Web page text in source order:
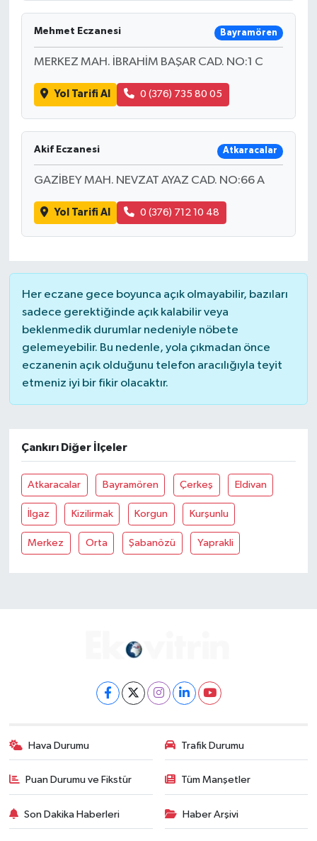
Mehmet Eczanesi Bayramören
MERKEZ MAH. İBRAHİM BAŞAR CAD. NO:1 C
Yol Tarifi Al 0 (376) 735 80 05
Akif Eczanesi Atkaracalar
GAZİBEY MAH. NEVZAT AYAZ CAD. NO:66 A
Yol Tarifi Al 0 (376) 712 10 48
Her eczane gece boyunca açık olmayabilir, bazıları
sadece gerektiğinde açık kalabilir veya
beklenmedik durumlar nedeniyle nöbete
gelemeyebilir. Bu nedenle, yola çıkmadan önce
eczanenin açık olduğunu telefon aracılığıyla teyit
etmeniz iyi bir fikir olacaktır.
Çankırı Diğer İlçeler
Atkaracalar Bayramören Çerkeş Eldivan
İlgaz Kizilirmak Korgun Kurşunlu
Merkez Orta Şabanözü Yaprakli
Hava Durumu Trafik Durumu
Puan Durumu ve Fikstür Tüm Manşetler
Son Dakika Haberleri Haber Arşivi